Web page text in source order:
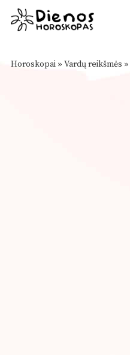
Horoskopai » Vardų reikšmės »